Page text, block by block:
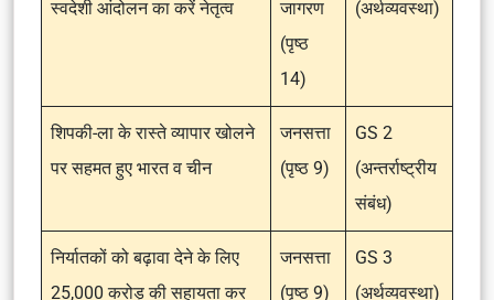
स्वदेशी आंदोलन का करें नेतृत्व
जागरण
(पृष्ठ
14)
(अर्थव्यवस्था)
शिपकी-ला के रास्ते व्यापार खोलने
पर सहमत हुए भारत व चीन
जनसत्ता
(पृष्ठ 9)
GS 2
(अन्तर्राष्ट्रीय
संबंध)
निर्यातकों को बढ़ावा देने के लिए
25,000 करोड़ की सहायता कर
जनसत्ता
(पृष्ठ 9)
GS 3
(अर्थव्यवस्था)